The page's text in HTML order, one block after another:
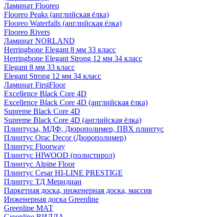
Ламинат Flooreo
Flooreo Peaks (английская ёлка)
Flooreo Waterfalls (английская ёлка)
Flooreo Rivers
Ламинат NORLAND
Herringbone Elegant 8 мм 33 класс
Herringbone Elegant Strong 12 мм 34 класс
Elegant 8 мм 33 класс
Elegant Strong 12 мм 34 класс
Ламинат FirstFloor
Excellence Black Core 4D
Excellence Black Core 4D (английская ёлка)
Supreme Black Core 4D
Supreme Black Core 4D (английская ёлка)
Плинтусы, МДФ, Дюрополимер, ПВХ плинтус
Плинтус Orac Decor (Дюрополимер)
Плинтус Floorway
Плинтус HIWOOD (полистирол)
Плинтус Alpine Floor
Плинтус Cesar HI-LINE PRESTIGE
Плинтус ТД Меридиан
Паркетная доска, инженерная доска, массив
Инженерная доска Greenline
Greenline МАТ